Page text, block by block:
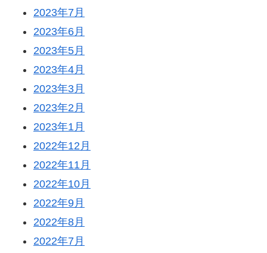
2023年7月
2023年6月
2023年5月
2023年4月
2023年3月
2023年2月
2023年1月
2022年12月
2022年11月
2022年10月
2022年9月
2022年8月
2022年7月